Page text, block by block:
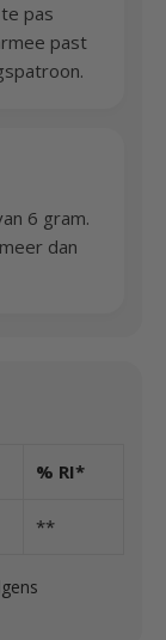
pas
past
6 gram.
dan
% RI*
**